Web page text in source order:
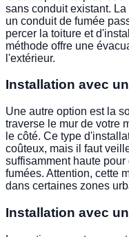
sans conduit existant.
un conduit de fumée
percer la toiture et
méthode offre une
l'extérieur.
Installation avec
Une autre option est la
traverse le mur de votre
le côté. Ce type
coûteux, mais il faut
suffisamment haute
fumées. Attention, cette
dans certaines zones
Installation avec